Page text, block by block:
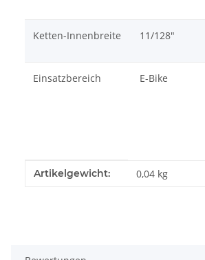
Ketten-Innenbreite 11/128"
Einsatzbereich E-Bike
Produkteigenschaft
Wert
Artikelgewicht: 0,04 kg